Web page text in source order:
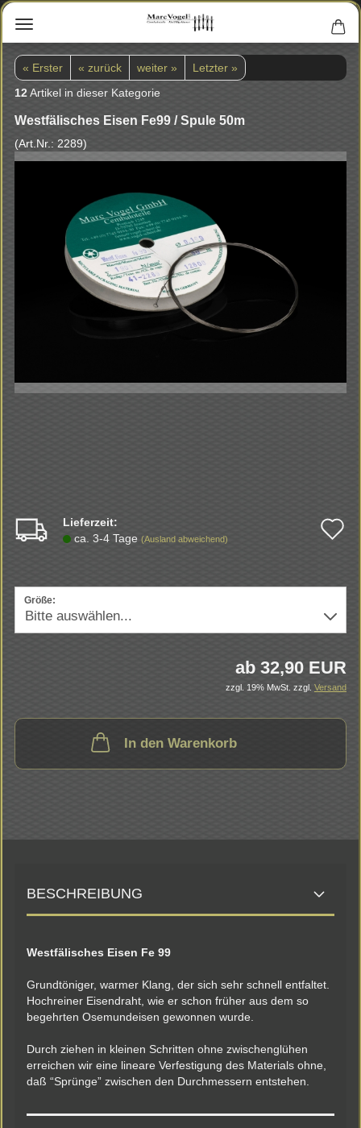
« Erster « zurück weiter »
Letzter »
12 Artikel in dieser Kategorie
West­fä­li­sches Eisen Fe99 / Spule 50m
(Art.Nr.: 2289)
Lieferzeit:
ca. 3-4 Tage (Ausland abweichend)
Größe:
ab 32,90 EUR
zzgl. 19% MwSt. zzgl. Versand
In den Warenkorb
BESCHREIBUNG
Westfälisches Eisen Fe 99
Grundtöniger, warmer Klang, der sich sehr schnell entfaltet.
Hochreiner Eisendraht, wie er schon früher aus dem so
begehrten Osemundeisen gewonnen wurde.
Durch ziehen in kleinen Schritten ohne zwischenglühen
erreichen wir eine lineare Verfestigung des Materials ohne,
daß “Sprünge” zwischen den Durchmessern entstehen.